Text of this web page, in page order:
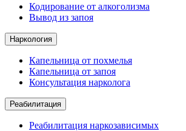
Кодирование от алкоголизма
Вывод из запоя
Наркология
Капельница от похмелья
Капельница от запоя
Консультация нарколога
Реабилитация
Реабилитация наркозависимых